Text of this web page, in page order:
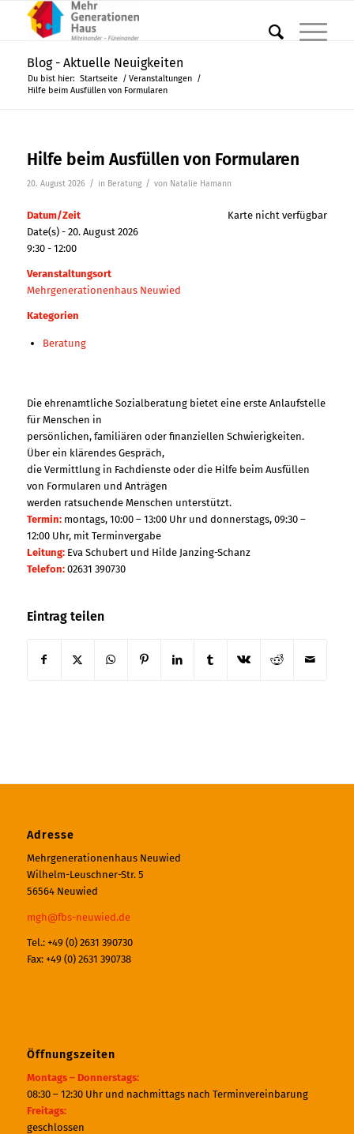
Blog - Aktuelle Neuigkeiten
Du bist hier: Startseite / Veranstaltungen /
Hilfe beim Ausfüllen von Formularen
Hilfe beim Ausfüllen von Formularen
20. August 2026 / in Beratung / von Natalie Hamann
Karte nicht verfügbar
Datum/Zeit
Date(s) - 20. August 2026
9:30 - 12:00
Veranstaltungsort
Mehrgenerationenhaus Neuwied
Kategorien
Beratung
Die ehrenamtliche Sozialberatung bietet eine erste Anlaufstelle
für Menschen in
persönlichen, familiären oder finanziellen Schwierigkeiten.
Über ein klärendes Gespräch,
die Vermittlung in Fachdienste oder die Hilfe beim Ausfüllen
von Formularen und Anträgen
werden ratsuchende Menschen unterstützt.
Termin: montags, 10:00 – 13:00 Uhr und donnerstags, 09:30 –
12:00 Uhr, mit Terminvergabe
Leitung:Eva Schubert und Hilde Janzing-Schanz
Telefon:02631 390730
Eintrag teilen
Adresse
Mehrgenerationenhaus Neuwied
Wilhelm-Leuschner-Str. 5
56564 Neuwied
mgh@fbs-neuwied.de
Tel.: +49 (0) 2631 390730
Fax: +49 (0) 2631 390738
Öffnungszeiten
Montags – Donnerstags:
08:30 – 12:30 Uhr und nachmittags nach Terminvereinbarung
Freitags:
geschlossen